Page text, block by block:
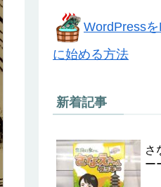
WordPress
に始める方法
新着記事
さ
ー